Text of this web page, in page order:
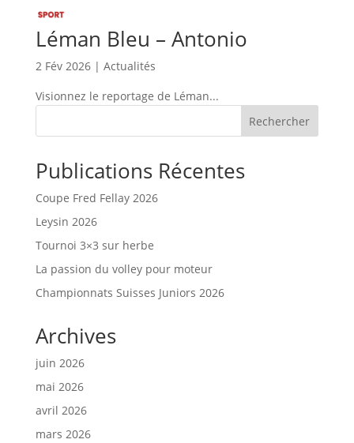
Léman Bleu – Antonio
2 Fév 2026| Actualités
Visionnez le reportage de Léman...
Rechercher
Publications Récentes
Coupe Fred Fellay 2026
Leysin 2026
Tournoi 3×3 sur herbe
La passion du volley pour moteur
Championnats Suisses Juniors 2026
Archives
juin 2026
mai 2026
avril 2026
mars 2026